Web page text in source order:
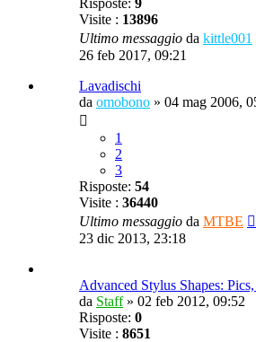
Visite : 13896
Ultimo messaggio da kittle001
26 feb 2017, 09:21
Lavadischi
da omobono » 04 mag 2006,
1
2
3
Risposte: 54
Visite : 36440
Ultimo messaggio da MTBE
23 dic 2013, 23:18
Advanced Stylus Shapes:
da Staff» 02 feb 2012, 09:52
Risposte: 0
Visite : 8651